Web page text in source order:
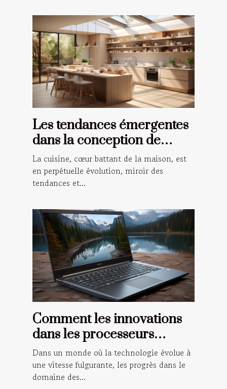
Les tendances émergentes
dans la conception de
cuisines modernes
La cuisine, cœur battant de la maison, est
en perpétuelle évolution, miroir des
tendances et...
Comment les innovations
dans les processeurs
influencent la performance
des ordinateurs portables
de 14 pouces
Dans un monde où la technologie évolue à
une vitesse fulgurante, les progrès dans le
domaine des...